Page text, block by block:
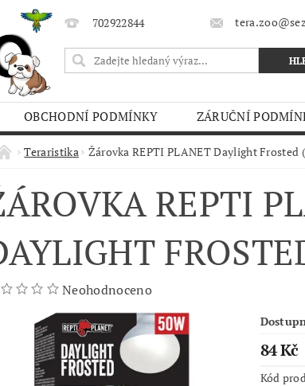
702922844
OBCHODNÍ PODMÍNKY ZÁRUČNÍ
TRHY
Teraristika Žárovka REPTI PLANET Daylight Frosted
REPTI
Neohodnoceno
84 Kč
Kód